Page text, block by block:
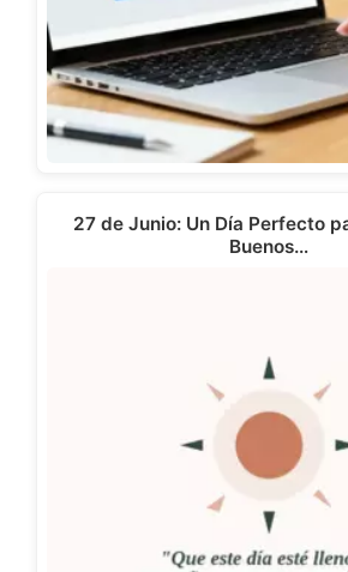
27 de Junio: Un Día Perfecto
Buenos…